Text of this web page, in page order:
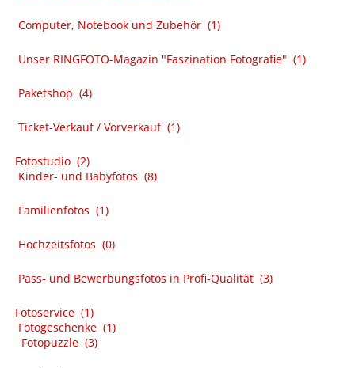
Computer, Notebook und Zubehör (1)
Unser RINGFOTO-Magazin "Faszination Fotografie" (1)
Paketshop (4)
Ticket-Verkauf / Vorverkauf (1)
Fotostudio (2)
Kinder- und Babyfotos (8)
Familienfotos (1)
Hochzeitsfotos (0)
Pass- und Bewerbungsfotos in Profi-Qualität (3)
Fotoservice (1)
Fotogeschenke (1)
Fotopuzzle (3)